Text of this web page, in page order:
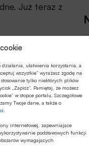
ułatwienia korzystania, a
wszystkie” wyrażasz zgodę na
tylko niektórych plików
„Zapisz”. Pamiętaj, że możesz
w stopce portalu. Szczegółowe
Twoje dane, a także o
internetowej, zapewniające
podstawowych funkcji
wymagających
Już teraz z
w
bankowej